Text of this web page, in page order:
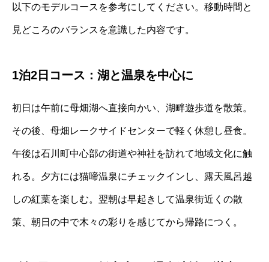
以下のモデルコースを参考にしてください。移動時間と
見どころのバランスを意識した内容です。
1泊2日コース：湖と温泉を中心に
初日は午前に母畑湖へ直接向かい、湖畔遊歩道を散策。
その後、母畑レークサイドセンターで軽く休憩し昼食。
午後は石川町中心部の街道や神社を訪れて地域文化に触
れる。夕方には猫啼温泉にチェックインし、露天風呂越
しの紅葉を楽しむ。翌朝は早起きして温泉街近くの散
策、朝日の中で木々の彩りを感じてから帰路につく。